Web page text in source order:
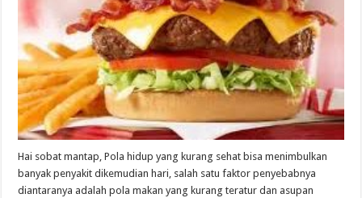
Hai sobat mantap, Pola hidup yang kurang sehat bisa menimbulkan
banyak penyakit dikemudian hari, salah satu faktor penyebabnya
diantaranya adalah pola makan yang kurang teratur dan asupan